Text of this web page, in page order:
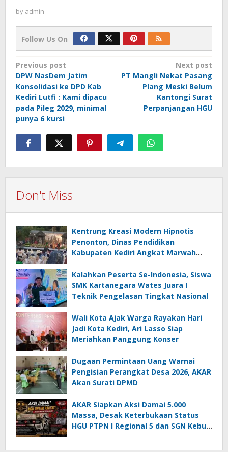
by admin
Follow Us On
Post
navigation
Previous post
DPW NasDem Jatim
Konsolidasi ke DPD Kab
Kediri Lutfi : Kami dipacu
pada Pileg 2029, minimal
punya 6 kursi
Next post
PT Mangli Nekat Pasang
Plang Meski Belum
Kantongi Surat
Perpanjangan HGU
Don't Miss
Kentrung Kreasi Modern Hipnotis
Penonton, Dinas Pendidikan
Kabupaten Kediri Angkat Marwah
Kalahkan Peserta Se-Indonesia, Siswa
SMK Kartanegara Wates Juara I
Teknik Pengelasan Tingkat Nasional
Wali Kota Ajak Warga Rayakan Hari
Jadi Kota Kediri, Ari Lasso Siap
Meriahkan Panggung Konser
Dugaan Permintaan Uang Warnai
Pengisian Perangkat Desa 2026, AKAR
Akan Surati DPMD
AKAR Siapkan Aksi Damai 5.000
Massa, Desak Keterbukaan Status
HGU PTPN I Regional 5 dan SGN Kebun